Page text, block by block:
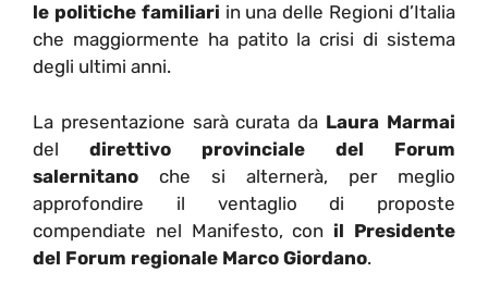
le politiche familiari in una delle Regioni d’Italia
che maggiormente ha patito la crisi di sistema
degli ultimi anni.
La presentazione sarà curata da Laura Marmai
del direttivo provinciale del Forum
salernitano che si alternerà, per meglio
approfondire il ventaglio di proposte
compendiate nel Manifesto, con il Presidente
del Forum regionale Marco Giordano.